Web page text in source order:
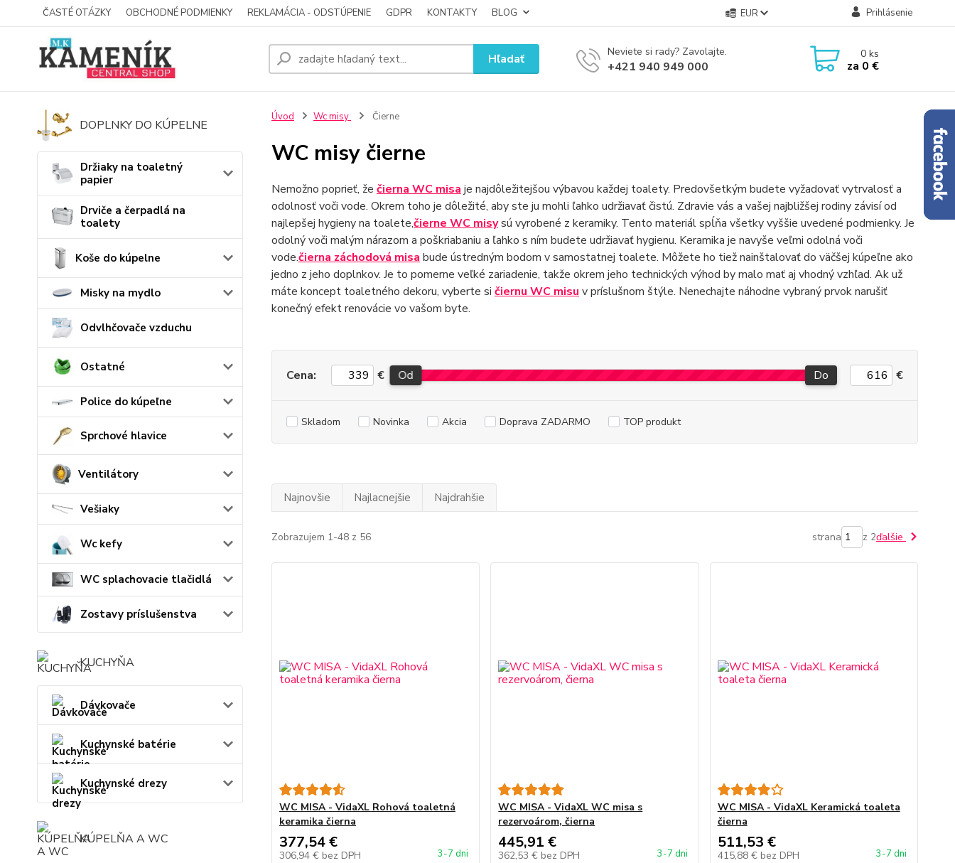
ČASTÉ OTÁZKY OBCHODNÉ PODMIENKY REKLAMÁCIA - ODSTÚPENIE GDPR KONTAKTY BLOG EUR Prihlásenie
Hľadať Neviete si rady? Zavolajte.
+421 940 949 000
0ks
za 0 €
DOPLNKY DO KÚPELNE
Držiaky na toaletný
papier
Drviče a čerpadlá na
toalety
Koše do kúpelne
Misky na mydlo
Odvlhčovače vzduchu
Ostatné
Police do kúpeľne
Sprchové hlavice
Ventilátory
Vešiaky
Wc kefy
WC splachovacie tlačidlá
Zostavy príslušenstva
KUCHYŇA
Dávkovače
Kuchynské batérie
Kuchynské drezy
KÚPELŇA A WC
Úvod Wc misy Čierne
WC misy čierne
Nemožno poprieť, že čierna WC misa je najdôležitejšou výbavou každej toalety. Predovšetkým budete vyžadovať vytrvalosť a
odolnosť voči vode. Okrem toho je dôležité, aby ste ju mohli ľahko udržiavať čistú. Zdravie vás a vašej najbližšej rodiny závisí od
najlepšej hygieny na toalete,čierne WC misysú vyrobené z keramiky. Tento materiál spĺňa všetky vyššie uvedené podmienky. Je
odolný voči malým nárazom a poškriabaniu a ľahko s ním budete udržiavať hygienu. Keramika je navyše veľmi odolná voči
vode.čierna záchodová misa bude ústredným bodom v samostatnej toalete. Môžete ho tiež nainštalovať do väčšej kúpeľne ako
jedno z jeho doplnkov. Je to pomerne veľké zariadenie, takže okrem jeho technických výhod by malo mať aj vhodný vzhľad. Ak už
máte koncept toaletného dekoru, vyberte si čiernu WC misu v príslušnom štýle. Nenechajte náhodne vybraný prvok narušiť
konečný efekt renovácie vo vašom byte.
Cena: € Od Do €
Skladom Novinka Akcia Doprava ZADARMO TOP produkt
Najnovšie Najlacnejšie Najdrahšie
Zobrazujem 1-48 z 56 strana z 2ďalšie
WC MISA - VidaXL Rohová toaletná
keramika čierna
377,54 €
306,94 € bez DPH 3-7 dni
WC MISA - VidaXL WC misa s
rezervoárom, čierna
445,91 €
362,53 € bez DPH 3-7 dni
WC MISA - VidaXL Keramická toaleta
čierna
511,53 €
415,88 € bez DPH 3-7 dni